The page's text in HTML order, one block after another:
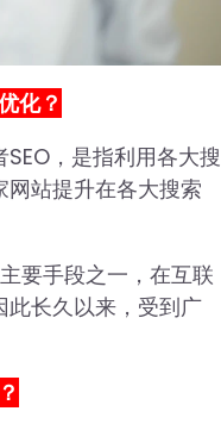
化？
，是指利用各大搜
站提升在各大搜索
要手段之一，在互联
此长久以来，受到广